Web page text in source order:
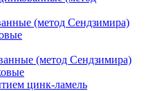
(метод Сендзимира)
(метод Сендзимира)
цинк-ламель